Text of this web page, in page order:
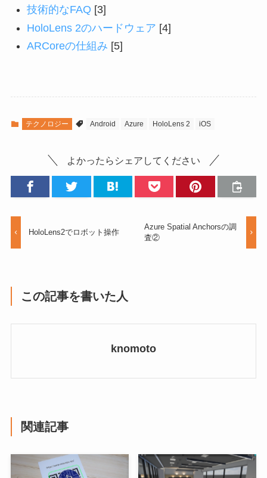
技術的なFAQ [3]
HoloLens 2のハードウェア [4]
ARCoreの仕組み [5]
テクノロジー Android Azure HoloLens 2 iOS
よかったらシェアしてください
HoloLens2でロボット操作
Azure Spatial Anchorsの調
査②
この記事を書いた人
knomoto
関連記事